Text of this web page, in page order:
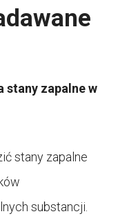
stany zapalne w
stany zapalne
substancji.